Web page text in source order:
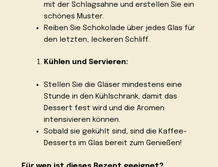
mit der Schlagsahne und erstellen Sie ein
schönes Muster.
Reiben Sie Schokolade über jedes Glas für
den letzten, leckeren Schliff.
Kühlen und Servieren:
Stellen Sie die Gläser mindestens eine
Stunde in den Kühlschrank, damit das
Dessert fest wird und die Aromen
intensivieren können.
Sobald sie gekühlt sind, sind die Kaffee-
Desserts im Glas bereit zum Genießen!